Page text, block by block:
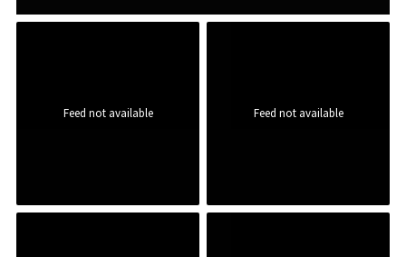
Feed not available Feed not available